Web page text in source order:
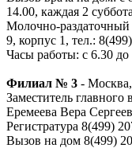
14.00, каждая 2
Молочно-
9, корпус 1, тел.:
Часы работы: с 6.30
Филиал № 3 -
Заместитель
Еремеева Вера
Регистратура 8(499)
Вызов на дом 8(499)